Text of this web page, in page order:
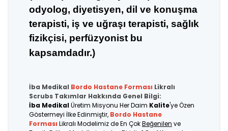
odyolog, diyetisyen, dil ve konuşma
terapisti, iş ve uğraşı terapisti, sağlık
fizikçisi, perfüzyonist bu
kapsamdadır.)
İba Medikal Bordo Hastane Forması Likralı
Scrubs Takımlar Hakkında Genel Bilgi:
İba MedikalÜretim Misyonu Her Daim Kalite'ye Özen
Göstermeyi İlke Edinmiştir, Bordo Hastane
Forması Likralı Modelimiz de En ÇokBeğenilen ve